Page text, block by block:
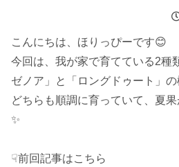
こんにちは、ほりっぴーです😊
今回は、我が家で育てている2種
ゼノア」と「ロングドゥート」
どちらも順調に育っていて、夏
✨
☟前回記事はこちら